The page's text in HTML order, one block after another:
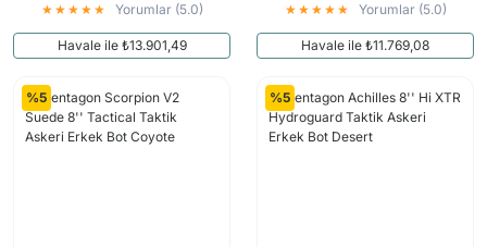
Yorumlar (5.0)
Havale ile ₺13.901,49
Yorumlar (5.0)
Havale ile ₺11.769,08
%5 %5